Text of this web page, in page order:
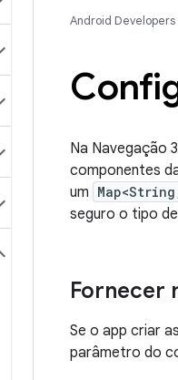
Android Developers
Na Navegação
componentes
um
seguro o tipo
Fornecer
Se o app criar
parâmetro do